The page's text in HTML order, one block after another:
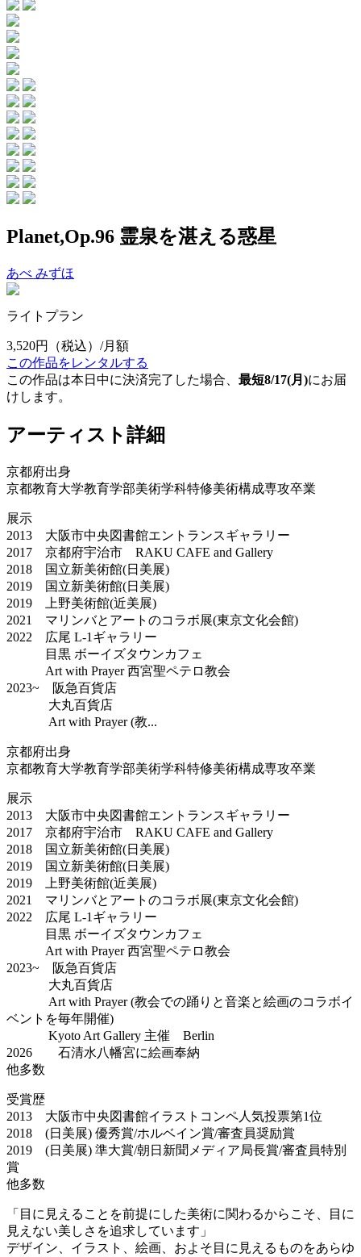
Planet,Op.96 霊泉を湛える惑星
あべ みずほ
ライトプラン
3,520円
（税込）/月額
この作品をレンタルする
この作品は本日中に決済完了した場合、 最短8/17(月)にお届
けします。
アーティスト詳細
京都府出身
京都教育大学教育学部美術学科特修美術構成専攻卒業
展示
2013 大阪市中央図書館エントランスギャラリー
2017 京都府宇治市 RAKU CAFE and Gallery
2018 国立新美術館(日美展)
2019 国立新美術館(日美展)
2019 上野美術館(近美展)
2021 マリンバとアートのコラボ展(東京文化会館)
2022 広尾 L-1ギャラリー
目黒 ボーイズタウンカフェ
Art with Prayer 西宮聖ペテロ教会
2023~ 阪急百貨店
大丸百貨店
Art with Prayer (教...
京都府出身
京都教育大学教育学部美術学科特修美術構成専攻卒業
展示
2013 大阪市中央図書館エントランスギャラリー
2017 京都府宇治市 RAKU CAFE and Gallery
2018 国立新美術館(日美展)
2019 国立新美術館(日美展)
2019 上野美術館(近美展)
2021 マリンバとアートのコラボ展(東京文化会館)
2022 広尾 L-1ギャラリー
目黒 ボーイズタウンカフェ
Art with Prayer 西宮聖ペテロ教会
2023~ 阪急百貨店
大丸百貨店
Art with Prayer (教会での踊りと音楽と絵画のコラボイ
ベントを毎年開催)
Kyoto Art Gallery 主催 Berlin
2026 石清水八幡宮に絵画奉納
他多数
受賞歴
2013 大阪市中央図書館イラストコンペ人気投票第1位
2018 (日美展) 優秀賞/ホルベイン賞/審査員奨励賞
2019 (日美展) 準大賞/朝日新聞メディア局長賞/審査員特別
賞
他多数
「目に見えることを前提にした美術に関わるからこそ、目に
見えない美しさを追求しています」
デザイン、イラスト、絵画、およそ目に見えるものをあらゆ